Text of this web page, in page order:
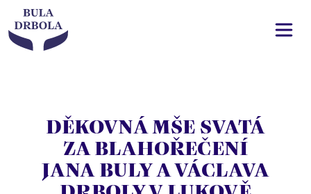
DĚKOVNÁ MŠE SVATÁ
ZA BLAHOŘEČENÍ
JANA BULY A VÁCLAVA